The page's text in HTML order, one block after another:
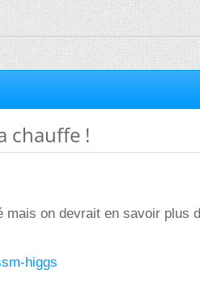
chauffe !
mais on devrait en savoir plus
higgs